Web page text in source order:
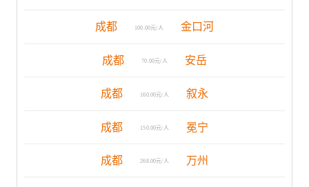
成都 100.00元/人 金口河
成都 70.00元/人 安岳
成都 160.00元/人 叙永
成都 150.00元/人 冕宁
成都 268.00元/人 万州